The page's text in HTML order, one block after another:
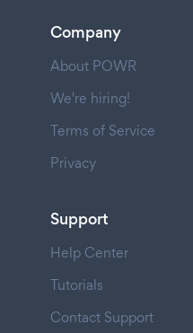
Company
About POWR
We're hiring!
Terms of Service
Privacy
Support
Help Center
Tutorials
Contact Support